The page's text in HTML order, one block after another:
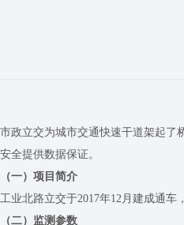
市政立交为城市交通快速干道架起了
安全提供数据保证。
（一）项目简介
工业北路立交于2017年12月建成通
（二）监测参数